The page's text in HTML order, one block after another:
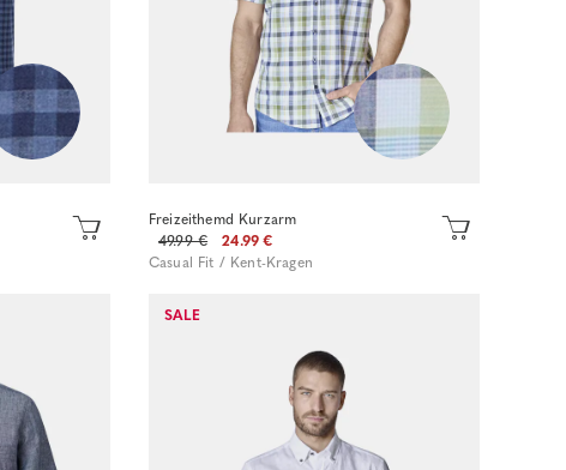
Freizeithemd Kurzarm
49.99 €
24.99 €
Casual Fit / Kent-Kragen
SALE